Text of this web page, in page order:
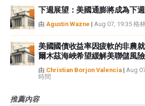
下週展望：美國通膨將成為下
由 Agustin Wazne | Aug 07, 19:35 格
美國國債收益率因疲軟的非農
爾木茲海峽希望緩解美聯儲風險
由 Christian Borjon Valencia | Aug
時間
推薦內容